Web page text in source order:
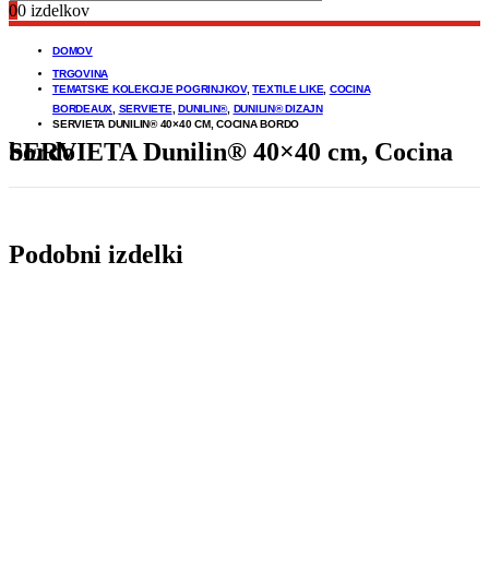
00 izdelkov
DOMOV
TRGOVINA
TEMATSKE KOLEKCIJE POGRINJKOV,TEXTILE LIKE COCINA
BORDEAUX SERVIETE DUNILIN®, DUNILIN® DIZAJN
SERVIETA DUNILIN® 40×40 CM, COCINA BORDO
SERVIETA Dunilin® 40×40 cm, Cocina bordo
Podobni izdelki